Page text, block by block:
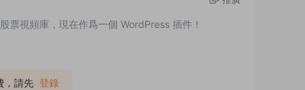
票視頻庫，現在作爲一個 WordPress 插件！
，請先 登錄